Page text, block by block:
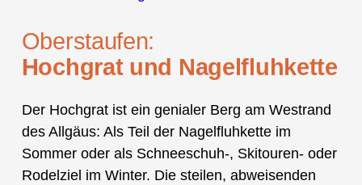
Oberstaufen:
Hochgrat und Nagelfluhkette
Der Hochgrat ist ein genialer Berg am Westrand
des Allgäus: Als Teil der Nagelfluhkette im
Sommer oder als Schneeschuh-, Skitouren- oder
Rodelziel im Winter. Die steilen, abweisenden